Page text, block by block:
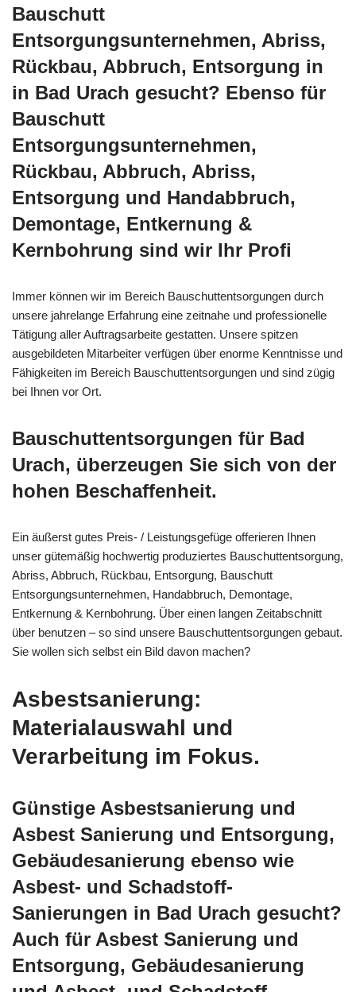
Bauschutt
Entsorgungsunternehmen, Abriss,
Rückbau, Abbruch, Entsorgung in
in Bad Urach gesucht? Ebenso für
Bauschutt
Entsorgungsunternehmen,
Rückbau, Abbruch, Abriss,
Entsorgung und Handabbruch,
Demontage, Entkernung &
Kernbohrung sind wir Ihr Profi
Immer können wir im Bereich Bauschuttentsorgungen durch
unsere jahrelange Erfahrung eine zeitnahe und professionelle
Tätigung aller Auftragsarbeite gestatten. Unsere spitzen
ausgebildeten Mitarbeiter verfügen über enorme Kenntnisse und
Fähigkeiten im Bereich Bauschuttentsorgungen und sind zügig
bei Ihnen vor Ort.
Bauschuttentsorgungen für Bad
Urach, überzeugen Sie sich von der
hohen Beschaffenheit.
Ein äußerst gutes Preis- / Leistungsgefüge offerieren Ihnen
unser gütemäßig hochwertig produziertes Bauschuttentsorgung,
Abriss, Abbruch, Rückbau, Entsorgung, Bauschutt
Entsorgungsunternehmen, Handabbruch, Demontage,
Entkernung & Kernbohrung. Über einen langen Zeitabschnitt
über benutzen – so sind unsere Bauschuttentsorgungen gebaut.
Sie wollen sich selbst ein Bild davon machen?
Asbestsanierung:
Materialauswahl und
Verarbeitung im Fokus.
Günstige Asbestsanierung und
Asbest Sanierung und Entsorgung,
Gebäudesanierung ebenso wie
Asbest- und Schadstoff-
Sanierungen in Bad Urach gesucht?
Auch für Asbest Sanierung und
Entsorgung, Gebäudesanierung